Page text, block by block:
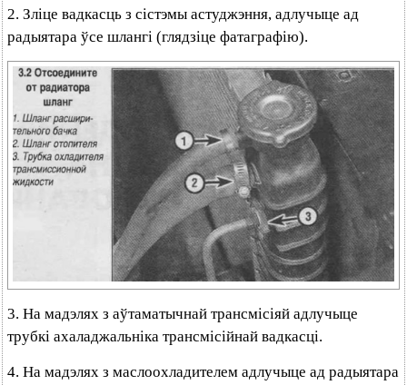
2. Зліце вадкасць з сістэмы астуджэння, адлучыце ад
радыятара ўсе шлангі (глядзіце фатаграфію).
3. На мадэлях з аўтаматычнай трансмісіяй адлучыце
трубкі ахаладжальніка трансмісійнай вадкасці.
4. На мадэлях з маслоохладителем адлучыце ад радыятара